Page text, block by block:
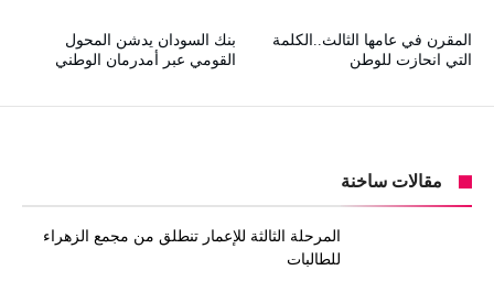
بنك السودان يدشن المحول
القومي عبر أمدرمان الوطني
المقرن في عامها الثالث..الكلمة
التي انحازت للوطن
مقالات ساخنة
المرحلة الثالثة للإعمار تنطلق من مجمع الزهراء
للطالبات